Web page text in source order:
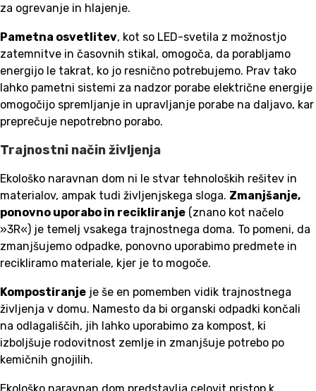
za ogrevanje in hlajenje.
Pametna osvetlitev, kot so LED-svetila z možnostjo
zatemnitve in časovnih stikal, omogoča, da porabljamo
energijo le takrat, ko jo resnično potrebujemo. Prav tako
lahko pametni sistemi za nadzor porabe električne energije
omogočijo spremljanje in upravljanje porabe na daljavo, kar
preprečuje nepotrebno porabo.
Trajnostni način življenja
Ekološko naravnan dom ni le stvar tehnoloških rešitev in
materialov, ampak tudi življenjskega sloga. Zmanjšanje,
ponovno uporabo in recikliranje (znano kot načelo
»3R«) je temelj vsakega trajnostnega doma. To pomeni, da
zmanjšujemo odpadke, ponovno uporabimo predmete in
recikliramo materiale, kjer je to mogoče.
Kompostiranje je še en pomemben vidik trajnostnega
življenja v domu. Namesto da bi organski odpadki končali
na odlagališčih, jih lahko uporabimo za kompost, ki
izboljšuje rodovitnost zemlje in zmanjšuje potrebo po
kemičnih gnojilih.
Ekološko naravnan dom predstavlja celovit pristop k